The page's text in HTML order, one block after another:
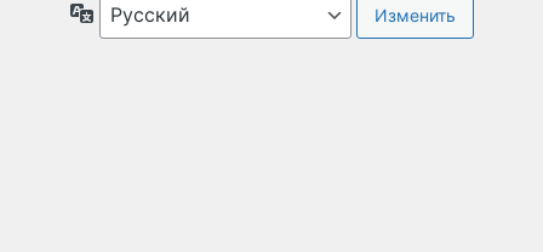
Язык